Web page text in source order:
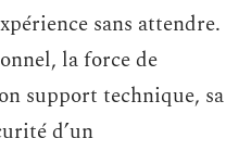
sans attendre.
la force de
support technique, sa
d’un